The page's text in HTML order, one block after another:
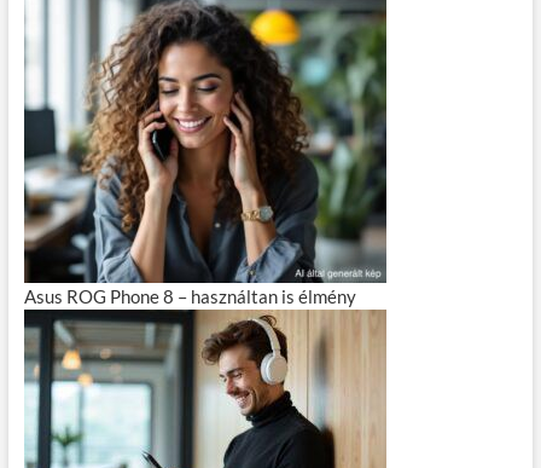
Asus ROG Phone 8 – használtan is élmény